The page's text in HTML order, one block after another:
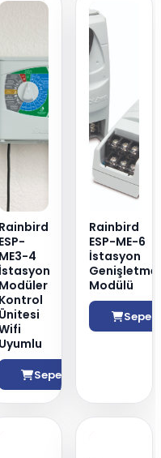
Rainbird
ESP-
ME3-4
İstasyon
Modüler
Kontrol
Ünitesi
Uyumlu
Sepete Ekle
Rainbird
ESP-ME-6
İstasyon
Genişletme
Modülü